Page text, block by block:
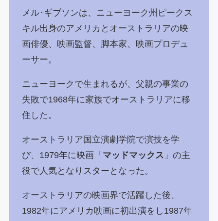
メル･ギブソンは、ニューヨーク州ピークス
キル出身のアメリカとオーストラリアの映
画俳優、映画監督、脚本家、映画プロデュ
ーサー。
ニューヨークで生まれるが、父親の事業の
失敗で1968年に家族でオーストラリアに移
住した。
オーストラリア国立演劇学院で演技を学
び、1979年に映画「 マッドマックス 」の主
役で人気となりスターとなった。
オーストラリアの映画界で活躍した後、
1982年にアメリカ映画に初出演をし1987年